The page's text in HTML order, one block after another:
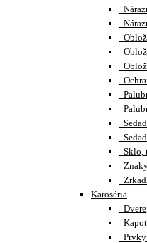
Sklo,
Karoséria